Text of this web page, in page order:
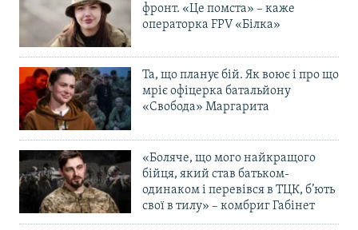
фронт. «Це помста» – каже
операторка FPV «Білка»
Та, що планує бій. Як воює і про що
мріє офіцерка батальйону
«Свобода» Маргарита
«Боляче, що мого найкращого
бійця, який став батьком-
одинаком і перевівся в ТЦК, б’ють
свої в тилу» – комбриг Габінет